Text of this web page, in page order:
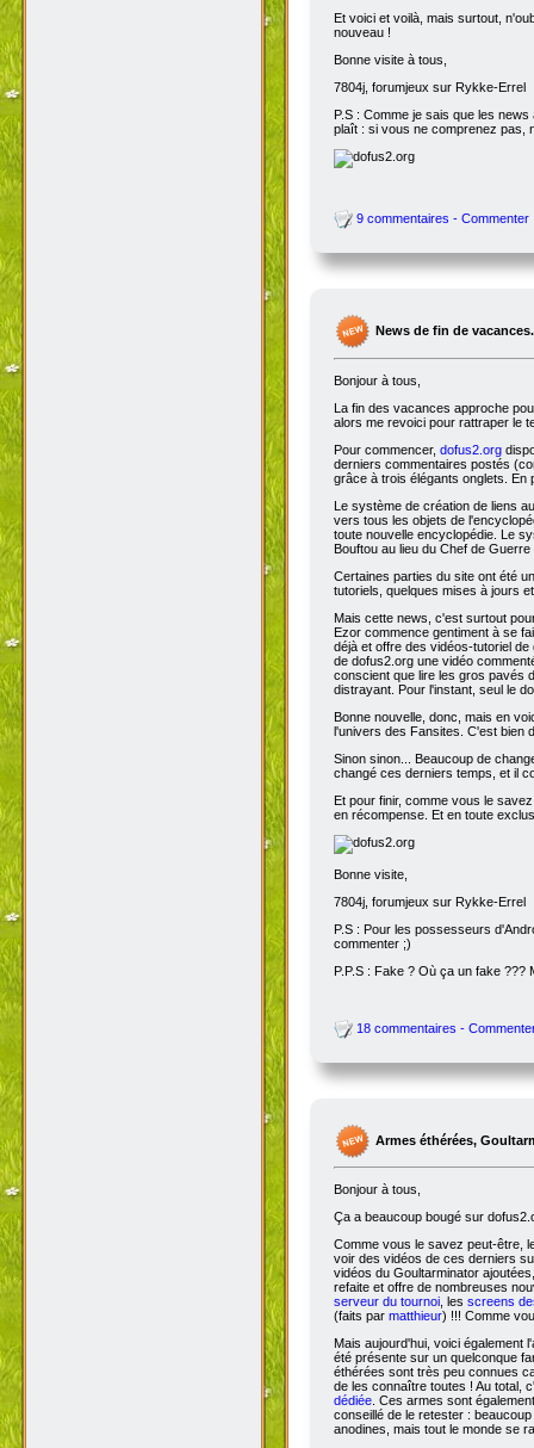
Et voici et voilà, mais surtout,
nouveau !
Bonne visite à tous,
7804j, forumjeux sur Rykke-Errel
P.S : Comme je sais que les
plaît : si vous ne comprenez pas,
9 commentaires - Commenter
News de fin de
Bonjour à tous,
La fin des vacances approche
alors me revoici pour rattraper le
Pour commencer, dofus2.org
derniers commentaires postés
grâce à trois élégants onglets. En
Le système de création de liens
vers tous les objets de
toute nouvelle encyclopédie. Le
Bouftou au lieu du Chef de
Certaines parties du site ont été
tutoriels, quelques mises à jours
Mais cette news, c'est surtout
Ezor commence gentiment à se
déjà et offre des vidéos-tutoriel
de dofus2.org une vidéo
conscient que lire les gros pavés
distrayant. Pour l'instant, seul le
Bonne nouvelle, donc, mais en
l'univers des Fansites. C'est bien
Sinon sinon... Beaucoup de
changé ces derniers temps, et il
Et pour finir, comme vous le
en récompense. Et en toute
Bonne visite,
7804j, forumjeux sur Rykke-Errel
P.S : Pour les possesseurs
commenter ;)
P.P.S : Fake ? Où ça un fake ???
18 commentaires -
Armes éthérées,
Bonjour à tous,
Ça a beaucoup bougé sur
Comme vous le savez peut-être,
voir des vidéos de ces derniers
vidéos du Goultarminator
refaite et offre de nombreuses
serveur du tournoi, les screens
(faits par matthieur) !!! Comme
Mais aujourd'hui, voici également
été présente sur un quelconque
éthérées sont très peu connues
de les connaître toutes ! Au total,
dédiée. Ces armes sont
conseillé de le retester :
anodines, mais tout le monde se